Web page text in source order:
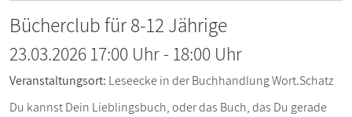
Bücherclub für 8-12 Jährige
23.03.2026 17:00 Uhr-18:00 Uhr
Veranstaltungsort: Leseecke in der Buchhandlung Wort.Schatz
Du kannst Dein Lieblingsbuch, oder das Buch, das Du gerade